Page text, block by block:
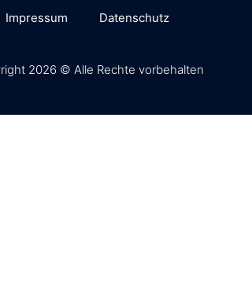
Impressum Datenschutz
2026 © Alle Rechte vorbehalten